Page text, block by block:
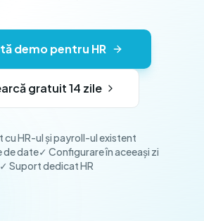
demo pentru HR
gratuit 14 zile
cu HR-ul și payroll-ul existent
de date✓ Configurare în aceeași zi
✓ Suport dedicat HR